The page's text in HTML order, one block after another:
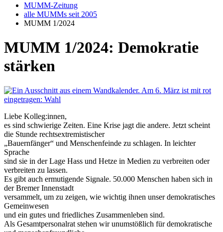
MUMM-Zeitung
alle MUMMs seit 2005
MUMM 1/2024
MUMM 1/2024: Demokratie
stärken
Liebe Kolleg:innen,
es sind schwierige Zeiten. Eine Krise jagt die andere. Jetzt scheint
die Stunde rechtsextremistischer
„Bauernfänger“ und Menschenfeinde zu schlagen. In leichter
Sprache
sind sie in der Lage Hass und Hetze in Medien zu verbreiten oder
verbreiten zu lassen.
Es gibt auch ermutigende Signale. 50.000 Menschen haben sich in
der Bremer Innenstadt
versammelt, um zu zeigen, wie wichtig ihnen unser demokratisches
Gemeinwesen
und ein gutes und friedliches Zusammenleben sind.
Als Gesamtpersonalrat stehen wir unumstößlich für demokratische